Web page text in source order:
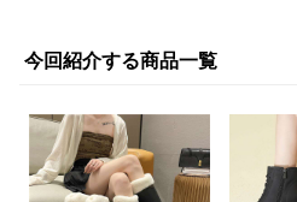
今回紹介する商品一覧